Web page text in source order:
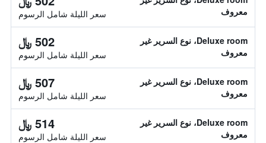
معروف
سعر الليلة شامل الرسوم
Deluxe room، نوع السرير غير
معروف
502 ﷼
سعر الليلة شامل الرسوم
Deluxe room، نوع السرير غير
معروف
507 ﷼
سعر الليلة شامل الرسوم
Deluxe room، نوع السرير غير
معروف
514 ﷼
سعر الليلة شامل الرسوم